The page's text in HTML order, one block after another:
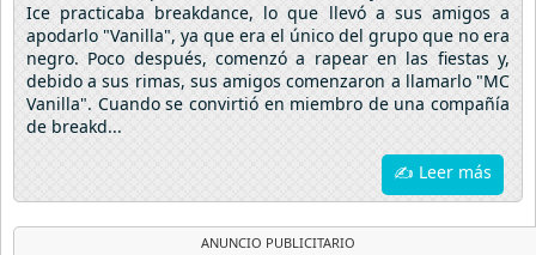
Ice practicaba breakdance, lo que llevó a sus amigos a
apodarlo "Vanilla", ya que era el único del grupo que no era
negro. Poco después, comenzó a rapear en las fiestas y,
debido a sus rimas, sus amigos comenzaron a llamarlo "MC
Vanilla". Cuando se convirtió en miembro de una compañía
de breakd...
✍ Leer más
ANUNCIO PUBLICITARIO